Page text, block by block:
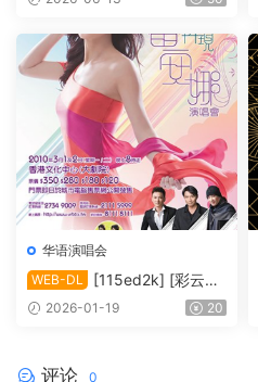
HBO][TS/20.33 GiB]
华语演唱会
WEB-DL
[115ed2k] [彩云再
现雷安娜演唱会][1080i.HDT
2026-01-19 20
评论 0